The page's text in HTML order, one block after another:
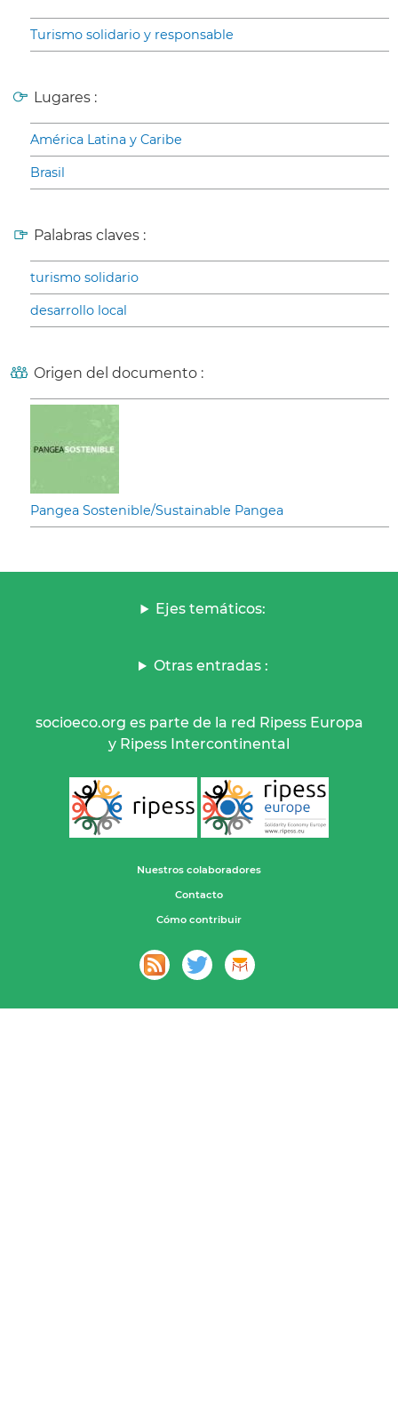
Turismo solidario y responsable
Lugares :
América Latina y Caribe
Brasil
Palabras claves :
turismo solidario
desarrollo local
Origen del documento :
Pangea Sostenible/Sustainable Pangea
Ejes temáticos:
Otras entradas :
socioeco.org es parte de la red Ripess Europa
y Ripess Intercontinental
Nuestros colaboradores
Contacto
Cómo contribuir